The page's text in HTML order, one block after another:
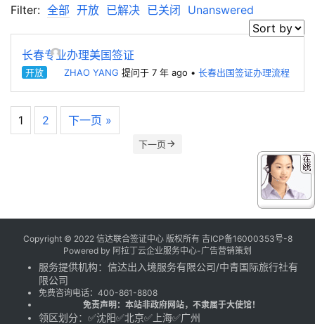
Filter: 全部 开放 已解决 已关闭 Unanswered
长春专业办理美国签证
开放 ZHAO YANG 提问于 7 年 ago • 长春出国签证办理流程
1 2 下一页 »
下一页
Copyright © 2022 信达联合签证中心 版权所有 吉ICP备16000353号-8
Powered by 阿拉丁云企业服务中心-广告营销策划
服务提供机构： 信达出入境服务有限公司/中青国际旅行社有
限公司
免费咨询电话： 400-861-8808
免责声明：本站非政府网站，不隶属于大使馆！
领区划分：✅沈阳✅北京✅上海✅广州